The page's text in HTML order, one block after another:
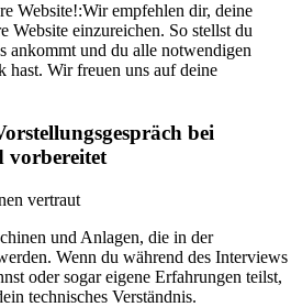
Website!:Wir empfehlen dir, deine
Website einzureichen. So stellst du
ankommt und du alle notwendigen
Wir freuen uns auf deine
bei
vorbereitet
vertraut
und Anlagen, die in der
Wenn du während des Interviews
oder sogar eigene Erfahrungen teilst,
technisches Verständnis.